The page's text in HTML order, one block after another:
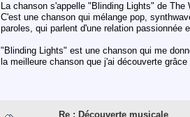
La chanson s'appelle "Blinding Lights" de
C'est une chanson qui mélange pop,
paroles, qui parlent d'une relation
"Blinding Lights" est une chanson qui me
la meilleure chanson que j'ai découverte
Re : Découverte musicale